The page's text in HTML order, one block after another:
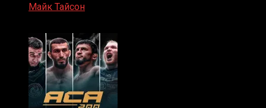
Майк Тайсон